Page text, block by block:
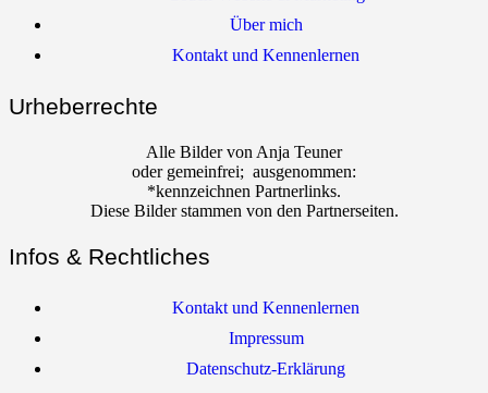
Über mich
Kontakt und Kennenlernen
Urheberrechte
Alle Bilder von Anja Teuner
oder gemeinfrei; ausgenommen:
*kennzeichnen Partnerlinks.
Diese Bilder stammen von den Partnerseiten.
Infos & Rechtliches
Kontakt und Kennenlernen
Impressum
Datenschutz-Erklärung